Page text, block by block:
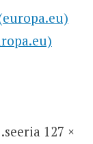
127 ×